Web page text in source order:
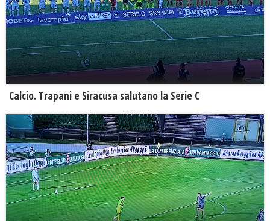
Calcio. Trapani e Siracusa salutano la Serie C